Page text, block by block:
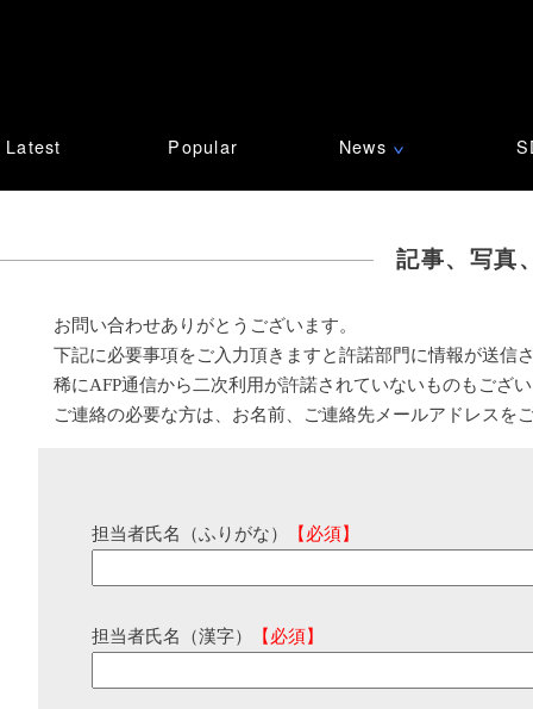
Latest Popular News ∨
記事、写真
お問い合わせありがとうございます。
下記に必要事項をご入力頂きますと許諾部門に情報が送信
稀にAFP通信から二次利用が許諾されていないものもござ
ご連絡の必要な方は、お名前、ご連絡先メールアドレスを
担当者氏名（ふりがな） 【必須】
担当者氏名（漢字） 【必須】